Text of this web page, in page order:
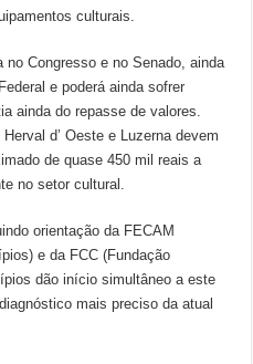
culturais.
no Congresso e no Senado, ainda
e poderá ainda sofrer
ainda do repasse de valores.
d’ Oeste e Luzerna devem
de quase 450 mil reais a
no setor cultural.
orientação da FECAM
e da FCC (Fundação
dão início simultâneo a este
mais preciso da atual